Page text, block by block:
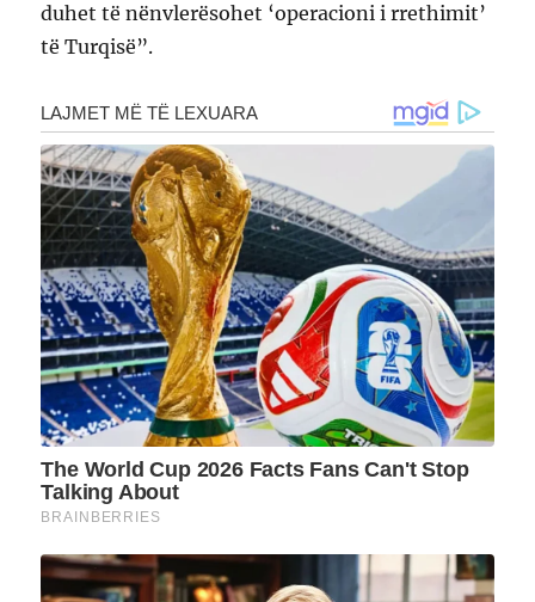
duhet të nënvlerësohet ‘operacioni i rrethimit’
të Turqisë”.